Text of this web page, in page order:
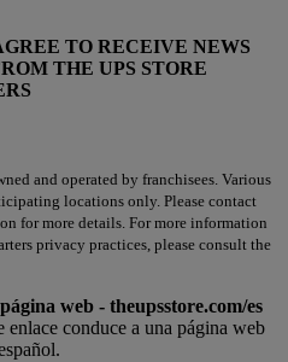
TO RECEIVE NEWS
THE UPS STORE
and operated by franchisees. Various
locations only. Please contact
for more details. For more information
privacy practices, please consult the
web - theupsstore.com/es
enlace conduce a una página web